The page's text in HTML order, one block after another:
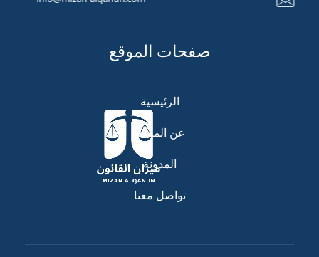
صفحات الموقع
الرئيسية
عن المنصة
المدونة
تواصل معنا